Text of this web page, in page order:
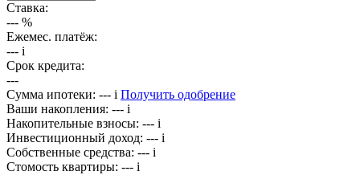
Ставка:
--- %
Ежемес. платёж:
--- i
Срок кредита:
---
Сумма ипотеки: --- i Получить одобрение
Ваши накопления: --- i
Накопительные взносы: --- i
Инвестиционный доход: --- i
Собственные средства: --- i
Стомость квартиры: --- i